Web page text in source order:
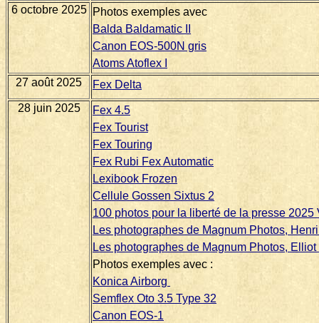
6 octobre 2025
Photos exemples avec
Balda Baldamatic II
Canon EOS-500N gris
Atoms Atoflex I
27 août 2025
Fex Delta
28 juin 2025
Fex 4.5
Fex Tourist
Fex Touring
Fex Rubi Fex Automatic
Lexibook Frozen
Cellule Gossen Sixtus 2
100 photos pour la liberté de la presse 2025
Les photographes de Magnum Photos,
Les photographes de Magnum Photos, Elliot
Photos exemples avec :
Konica Airborg
Semflex Oto 3.5 Type 32
Canon EOS-1